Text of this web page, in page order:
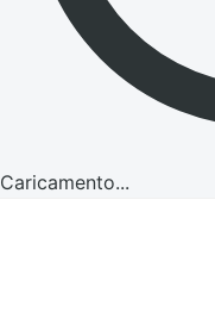
Caricamento...